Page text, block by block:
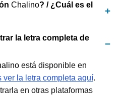
Chalino? / ¿Cuál es el
la letra completa de
está disponible en
ver la letra completa aquí.
en otras plataformas